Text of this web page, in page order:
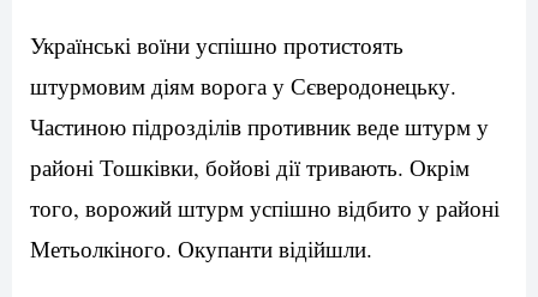
Українські воїни успішно протистоять
штурмовим діям ворога у Сєверодонецьку.
Частиною підрозділів противник веде штурм у
районі Тошківки, бойові дії тривають. Окрім
того, ворожий штурм успішно відбито у районі
Метьолкіного. Окупанти відійшли.